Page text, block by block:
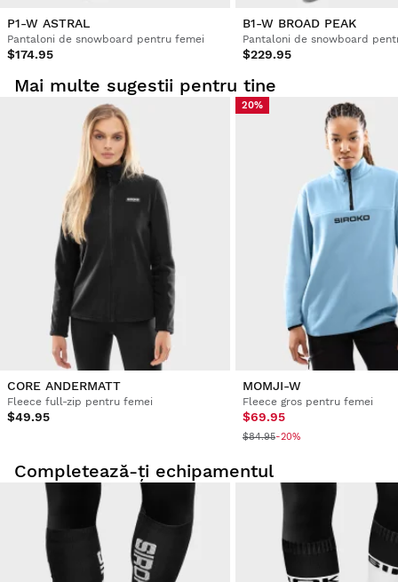
P1-W ASTRAL
Pantaloni de snowboard pentru femei
$174.95
B1-W BROAD PEAK
Pantaloni de snowboard
$229.95
Mai multe sugestii pentru tine
CORE ANDERMATT
Fleece full-zip pentru femei
$49.95
20%
MOMJI-W
Fleece gros pentru femei
$69.95
$84.95-20%
Completează-ți echipamentul